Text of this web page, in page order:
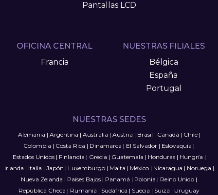
Pantallas LCD
OFICINA CENTRAL
Francia
NUESTRAS FILIALES
Bélgica
España
Portugal
NUESTRAS SEDES
Alemania | Argentina | Australia | Austria | Brasil | Canadá | Chile|
Colombia | Costa Rica | Dinamarca | El Salvador | Eslovaquia |
Estados Unidos| Finlandia | Grecia | Guatemala | Honduras| Hungría |
Irlanda | Italia | Japón | Luxemburgo| Malta | México| Nicaragua | Noruega |
Nueva Zelanda | Países Bajos | Panamá | Polonia | Reino Unido |
República Checa | Rumanía | Sudáfrica | Suecia | Suiza | Uruguay